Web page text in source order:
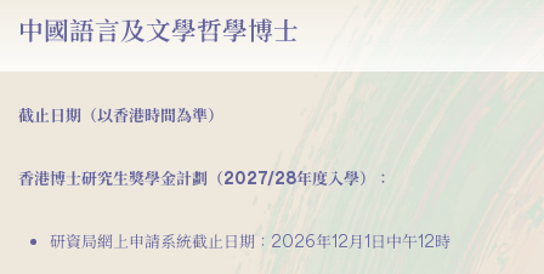
中國語言及文學哲學博士
截止日期（以香港時間為準）
香港博士研究生獎學金計劃（2027/28年度入學）：
研資局網上申請系統截止日期：2026年12月1日中午12時